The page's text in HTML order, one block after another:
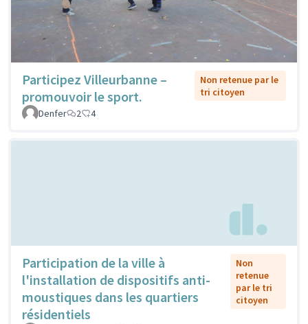
Participez Villeurbanne –
promouvoir le sport.
Non retenue par le
tri citoyen
Denfer
2 4
Participation de la ville à
l'installation de dispositifs anti-
moustiques dans les quartiers
résidentiels
Non
retenue
par le tri
citoyen